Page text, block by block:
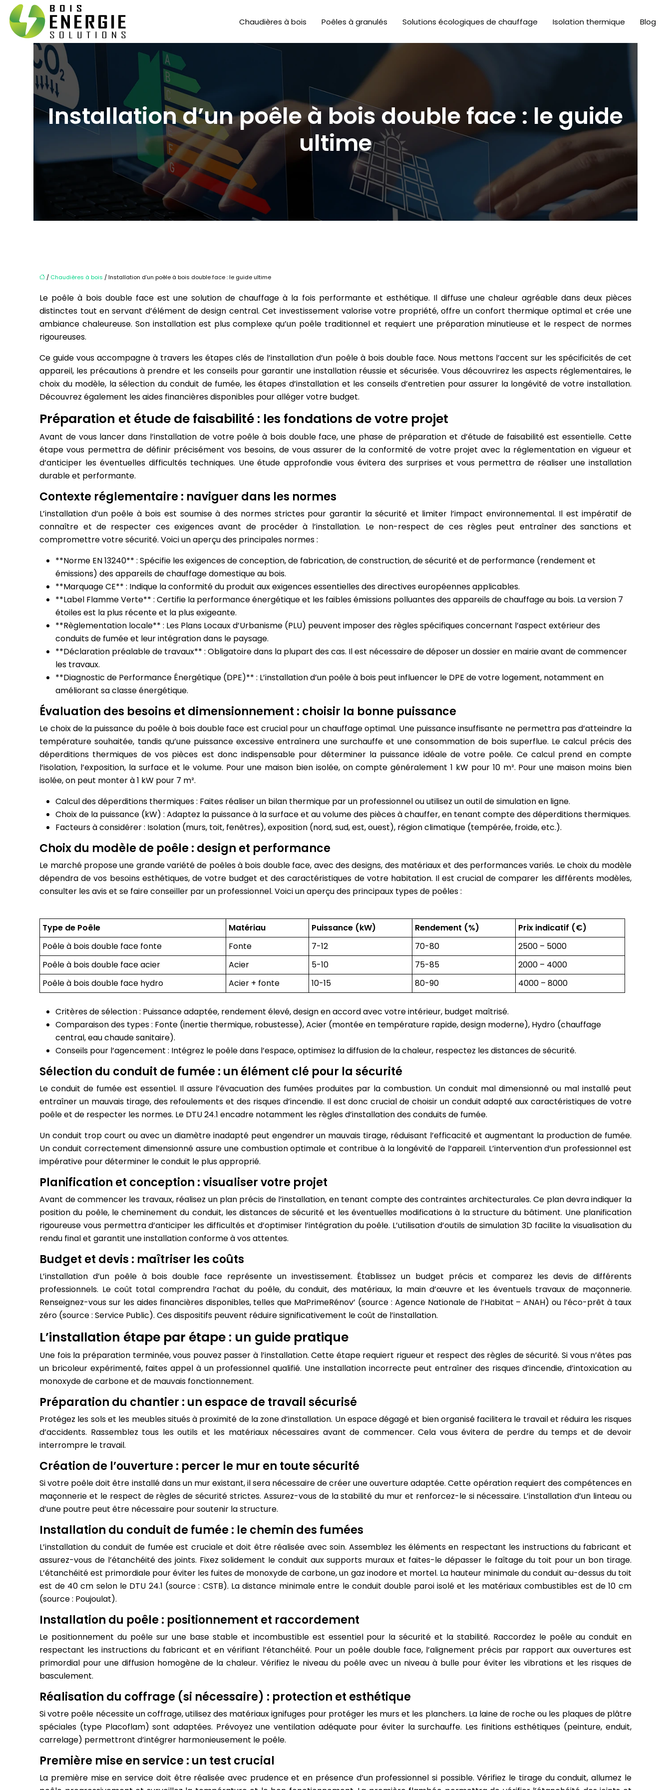
Chaudières à bois Poêles à granulés Solutions écologiques de chauffage Isolation thermique Blog
Installation d’un poêle à bois double face : le guide
ultime
/ Chaudières à bois / Installation d’un poêle à bois double face : le guide ultime
Le poêle à bois double face est une solution de chauffage à la fois performante et esthétique. Il diffuse une chaleur agréable dans deux pièces
distinctes tout en servant d’élément de design central. Cet investissement valorise votre propriété, offre un confort thermique optimal et crée une
ambiance chaleureuse. Son installation est plus complexe qu’un poêle traditionnel et requiert une préparation minutieuse et le respect de normes
rigoureuses.
Ce guide vous accompagne à travers les étapes clés de l’installation d’un poêle à bois double face. Nous mettons l’accent sur les spécificités de cet
appareil, les précautions à prendre et les conseils pour garantir une installation réussie et sécurisée. Vous découvrirez les aspects réglementaires, le
choix du modèle, la sélection du conduit de fumée, les étapes d’installation et les conseils d’entretien pour assurer la longévité de votre installation.
Découvrez également les aides financières disponibles pour alléger votre budget.
Préparation et étude de faisabilité : les fondations de votre projet
Avant de vous lancer dans l’installation de votre poêle à bois double face, une phase de préparation et d’étude de faisabilité est essentielle. Cette
étape vous permettra de définir précisément vos besoins, de vous assurer de la conformité de votre projet avec la réglementation en vigueur et
d’anticiper les éventuelles difficultés techniques. Une étude approfondie vous évitera des surprises et vous permettra de réaliser une installation
durable et performante.
Contexte réglementaire : naviguer dans les normes
L’installation d’un poêle à bois est soumise à des normes strictes pour garantir la sécurité et limiter l’impact environnemental. Il est impératif de
connaître et de respecter ces exigences avant de procéder à l’installation. Le non-respect de ces règles peut entraîner des sanctions et
compromettre votre sécurité. Voici un aperçu des principales normes :
**Norme EN 13240** : Spécifie les exigences de conception, de fabrication, de construction, de sécurité et de performance (rendement et
émissions) des appareils de chauffage domestique au bois.
**Marquage CE** : Indique la conformité du produit aux exigences essentielles des directives européennes applicables.
**Label Flamme Verte** : Certifie la performance énergétique et les faibles émissions polluantes des appareils de chauffage au bois. La version 7
étoiles est la plus récente et la plus exigeante.
**Règlementation locale** : Les Plans Locaux d’Urbanisme (PLU) peuvent imposer des règles spécifiques concernant l’aspect extérieur des
conduits de fumée et leur intégration dans le paysage.
**Déclaration préalable de travaux** : Obligatoire dans la plupart des cas. Il est nécessaire de déposer un dossier en mairie avant de commencer
les travaux.
**Diagnostic de Performance Énergétique (DPE)** : L’installation d’un poêle à bois peut influencer le DPE de votre logement, notamment en
améliorant sa classe énergétique.
Évaluation des besoins et dimensionnement : choisir la bonne puissance
Le choix de la puissance du poêle à bois double face est crucial pour un chauffage optimal. Une puissance insuffisante ne permettra pas d’atteindre la
température souhaitée, tandis qu’une puissance excessive entraînera une surchauffe et une consommation de bois superflue. Le calcul précis des
déperditions thermiques de vos pièces est donc indispensable pour déterminer la puissance idéale de votre poêle. Ce calcul prend en compte
l’isolation, l’exposition, la surface et le volume. Pour une maison bien isolée, on compte généralement 1 kW pour 10 m². Pour une maison moins bien
isolée, on peut monter à 1 kW pour 7 m².
Calcul des déperditions thermiques : Faites réaliser un bilan thermique par un professionnel ou utilisez un outil de simulation en ligne.
Choix de la puissance (kW) : Adaptez la puissance à la surface et au volume des pièces à chauffer, en tenant compte des déperditions thermiques.
Facteurs à considérer : Isolation (murs, toit, fenêtres), exposition (nord, sud, est, ouest), région climatique (tempérée, froide, etc.).
Choix du modèle de poêle : design et performance
Le marché propose une grande variété de poêles à bois double face, avec des designs, des matériaux et des performances variés. Le choix du modèle
dépendra de vos besoins esthétiques, de votre budget et des caractéristiques de votre habitation. Il est crucial de comparer les différents modèles,
consulter les avis et se faire conseiller par un professionnel. Voici un aperçu des principaux types de poêles :
Type de Poêle Matériau Puissance (kW) Rendement (%)
Prix indicatif (€)
Poêle à bois double face fonte
Fonte 7-12 70-80
2500 – 5000
Poêle à bois double face acier
Acier 5-10 75-85
2000 – 4000
Poêle à bois double face hydro
Acier + fonte 10-15 80-90 4000 – 8000
Critères de sélection : Puissance adaptée, rendement élevé, design en accord avec votre intérieur, budget maîtrisé.
Comparaison des types : Fonte (inertie thermique, robustesse), Acier (montée en température rapide, design moderne), Hydro (chauffage
central, eau chaude sanitaire).
Conseils pour l’agencement : Intégrez le poêle dans l’espace, optimisez la diffusion de la chaleur, respectez les distances de sécurité.
Sélection du conduit de fumée : un élément clé pour la sécurité
Le conduit de fumée est essentiel. Il assure l’évacuation des fumées produites par la combustion. Un conduit mal dimensionné ou mal installé peut
entraîner un mauvais tirage, des refoulements et des risques d’incendie. Il est donc crucial de choisir un conduit adapté aux caractéristiques de votre
poêle et de respecter les normes. Le DTU 24.1 encadre notamment les règles d’installation des conduits de fumée.
Un conduit trop court ou avec un diamètre inadapté peut engendrer un mauvais tirage, réduisant l’efficacité et augmentant la production de fumée.
Un conduit correctement dimensionné assure une combustion optimale et contribue à la longévité de l’appareil. L’intervention d’un professionnel est
impérative pour déterminer le conduit le plus approprié.
Planification et conception : visualiser votre projet
Avant de commencer les travaux, réalisez un plan précis de l’installation, en tenant compte des contraintes architecturales. Ce plan devra indiquer la
position du poêle, le cheminement du conduit, les distances de sécurité et les éventuelles modifications à la structure du bâtiment. Une planification
rigoureuse vous permettra d’anticiper les difficultés et d’optimiser l’intégration du poêle. L’utilisation d’outils de simulation 3D facilite la visualisation du
rendu final et garantit une installation conforme à vos attentes.
Budget et devis : maîtriser les coûts
L’installation d’un poêle à bois double face représente un investissement. Établissez un budget précis et comparez les devis de différents
professionnels. Le coût total comprendra l’achat du poêle, du conduit, des matériaux, la main d’œuvre et les éventuels travaux de maçonnerie.
Renseignez-vous sur les aides financières disponibles, telles que MaPrimeRénov’ (source : Agence Nationale de l’Habitat – ANAH) ou l’éco-prêt à taux
zéro (source : Service Public). Ces dispositifs peuvent réduire significativement le coût de l’installation.
L’installation étape par étape : un guide pratique
Une fois la préparation terminée, vous pouvez passer à l’installation. Cette étape requiert rigueur et respect des règles de sécurité. Si vous n’êtes pas
un bricoleur expérimenté, faites appel à un professionnel qualifié. Une installation incorrecte peut entraîner des risques d’incendie, d’intoxication au
monoxyde de carbone et de mauvais fonctionnement.
Préparation du chantier : un espace de travail sécurisé
Protégez les sols et les meubles situés à proximité de la zone d’installation. Un espace dégagé et bien organisé facilitera le travail et réduira les risques
d’accidents. Rassemblez tous les outils et les matériaux nécessaires avant de commencer. Cela vous évitera de perdre du temps et de devoir
interrompre le travail.
Création de l’ouverture : percer le mur en toute sécurité
Si votre poêle doit être installé dans un mur existant, il sera nécessaire de créer une ouverture adaptée. Cette opération requiert des compétences en
maçonnerie et le respect de règles de sécurité strictes. Assurez-vous de la stabilité du mur et renforcez-le si nécessaire. L’installation d’un linteau ou
d’une poutre peut être nécessaire pour soutenir la structure.
Installation du conduit de fumée : le chemin des fumées
L’installation du conduit de fumée est cruciale et doit être réalisée avec soin. Assemblez les éléments en respectant les instructions du fabricant et
assurez-vous de l’étanchéité des joints. Fixez solidement le conduit aux supports muraux et faites-le dépasser le faîtage du toit pour un bon tirage.
L’étanchéité est primordiale pour éviter les fuites de monoxyde de carbone, un gaz inodore et mortel. La hauteur minimale du conduit au-dessus du toit
est de 40 cm selon le DTU 24.1 (source : CSTB). La distance minimale entre le conduit double paroi isolé et les matériaux combustibles est de 10 cm
(source : Poujoulat).
Installation du poêle : positionnement et raccordement
Le positionnement du poêle sur une base stable et incombustible est essentiel pour la sécurité et la stabilité. Raccordez le poêle au conduit en
respectant les instructions du fabricant et en vérifiant l’étanchéité. Pour un poêle double face, l’alignement précis par rapport aux ouvertures est
primordial pour une diffusion homogène de la chaleur. Vérifiez le niveau du poêle avec un niveau à bulle pour éviter les vibrations et les risques de
basculement.
Réalisation du coffrage (si nécessaire) : protection et esthétique
Si votre poêle nécessite un coffrage, utilisez des matériaux ignifuges pour protéger les murs et les planchers. La laine de roche ou les plaques de plâtre
spéciales (type Placoflam) sont adaptées. Prévoyez une ventilation adéquate pour éviter la surchauffe. Les finitions esthétiques (peinture, enduit,
carrelage) permettront d’intégrer harmonieusement le poêle.
Première mise en service : un test crucial
La première mise en service doit être réalisée avec prudence et en présence d’un professionnel si possible. Vérifiez le tirage du conduit, allumez le